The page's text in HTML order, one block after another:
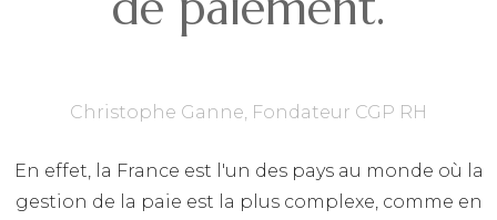
Christophe Ganne, Fondateur CGP RH
En effet, la France est l'un des pays au monde où la
gestion de la paie est la plus complexe, comme en